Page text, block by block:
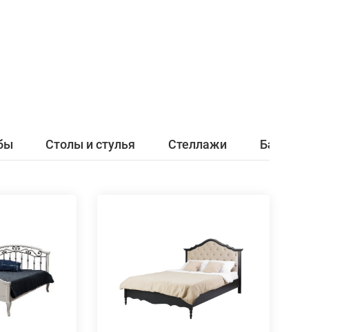
Столы и стулья Стеллажи Банкетки и